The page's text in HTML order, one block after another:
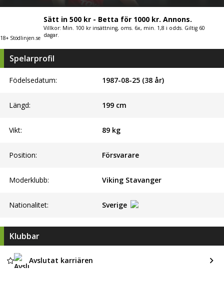
18+ Stödlinjen.se
Sätt in 500 kr - Betta för 1000 kr. Annons.
Villkor: Min. 100 kr insättning, oms. 6x, min. 1,8 i odds. Giltig 60
dagar.
Spelarprofil
Födelsedatum: 1987-08-25 (38 år)
Längd: 199cm
Vikt: 89kg
Position: Försvarare
Moderklubb: Viking Stavanger
Nationalitet: Sverige
Klubbar
Avslutat karriären